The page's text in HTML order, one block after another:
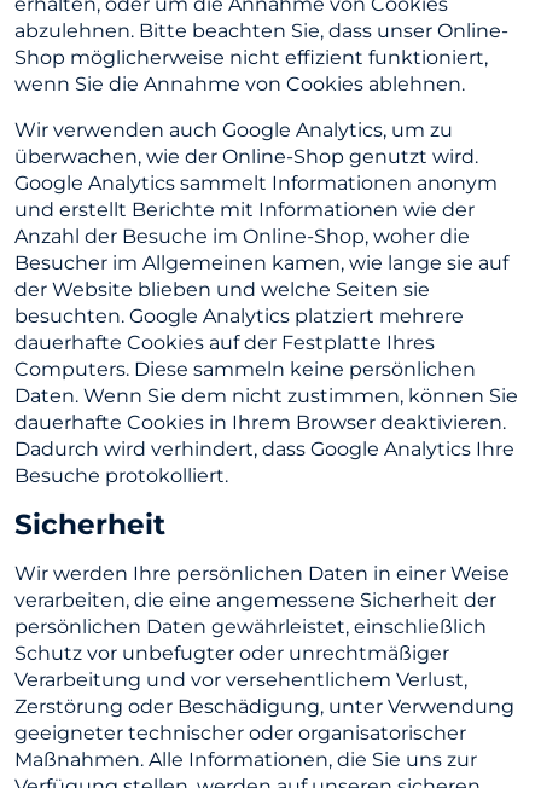
abzulehnen. Bitte beachten Sie, dass unser Online-
Shop möglicherweise nicht effizient funktioniert,
wenn Sie die Annahme von Cookies ablehnen.
Wir verwenden auch Google Analytics, um zu
überwachen, wie der Online-Shop genutzt wird.
Google Analytics sammelt Informationen anonym
und erstellt Berichte mit Informationen wie der
Anzahl der Besuche im Online-Shop, woher die
Besucher im Allgemeinen kamen, wie lange sie auf
der Website blieben und welche Seiten sie
besuchten. Google Analytics platziert mehrere
dauerhafte Cookies auf der Festplatte Ihres
Computers. Diese sammeln keine persönlichen
Daten. Wenn Sie dem nicht zustimmen, können Sie
dauerhafte Cookies in Ihrem Browser deaktivieren.
Dadurch wird verhindert, dass Google Analytics Ihre
Besuche protokolliert.
Sicherheit
Wir werden Ihre persönlichen Daten in einer Weise
verarbeiten, die eine angemessene Sicherheit der
persönlichen Daten gewährleistet, einschließlich
Schutz vor unbefugter oder unrechtmäßiger
Verarbeitung und vor versehentlichem Verlust,
Zerstörung oder Beschädigung, unter Verwendung
geeigneter technischer oder organisatorischer
Maßnahmen. Alle Informationen, die Sie uns zur